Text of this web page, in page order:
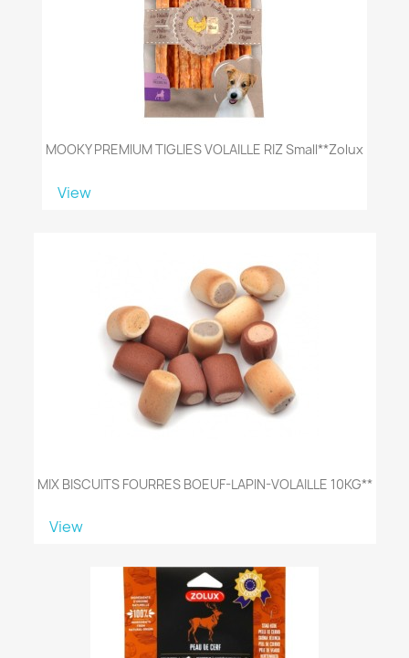
MOOKY PREMIUM TIGLIES VOLAILLE RIZ Small**zolux
View
MIX BISCUITS FOURRES BOEUF-LAPIN-VOLAILLE 10KG**
View